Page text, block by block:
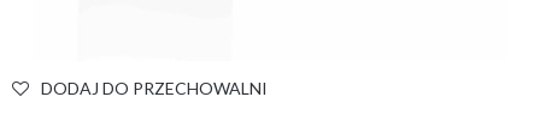
DODAJ DO PRZECHOWALNI